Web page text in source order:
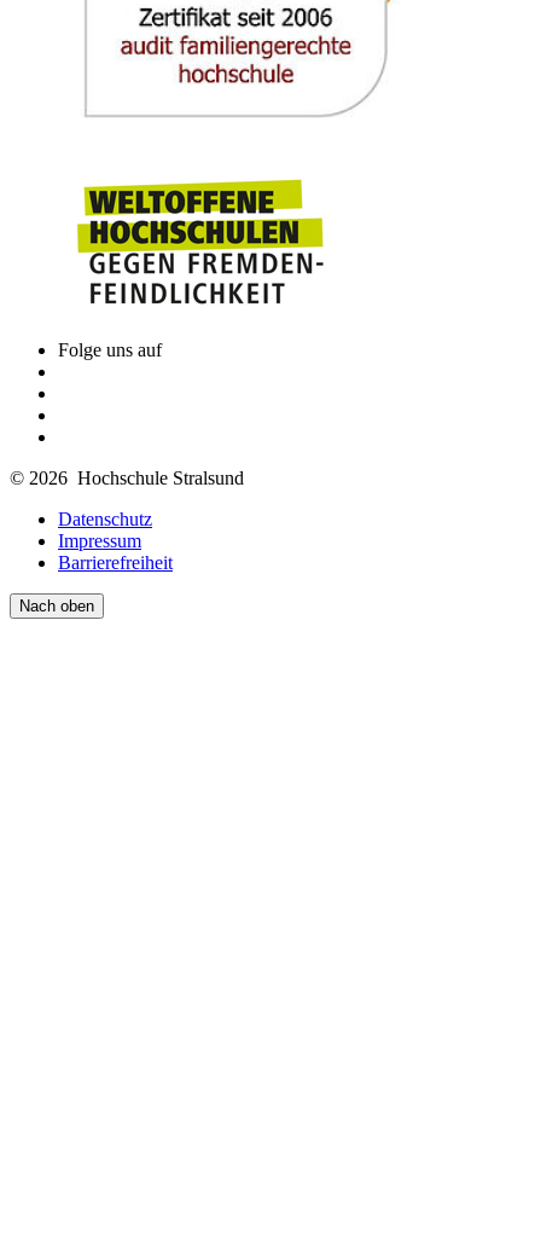
Folge uns auf
© 2026 Hochschule Stralsund
Datenschutz
Impressum
Barrierefreiheit
Nach oben